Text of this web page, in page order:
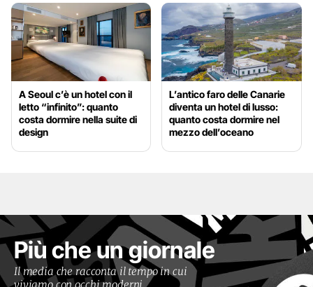
A Seoul c’è un hotel con il
letto “infinito”: quanto
costa dormire nella suite di
design
L’antico faro delle Canarie
diventa un hotel di lusso:
quanto costa dormire nel
mezzo dell’oceano
Più che un giornale
Il media che racconta il tempo in cui